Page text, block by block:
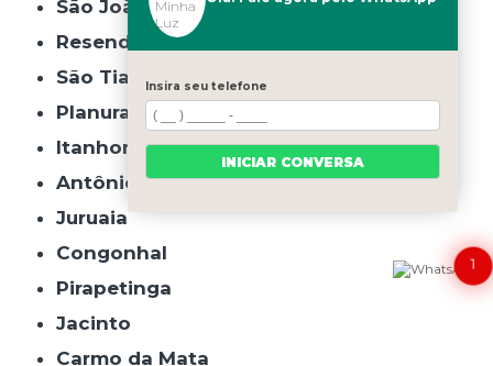
São João do Manhuaçu
Resende Costa
São Tiago
Planura
Itanhomi
Antônio Carlos
Juruaia
Congonhal
Pirapetinga
Jacinto
Carmo da Mata
1
Insira seu telefone
INICIAR CONVERSA